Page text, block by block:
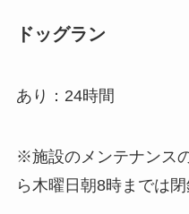
ドッグラン
あり：24時間
※施設のメンテナンス
ら木曜日朝8時までは